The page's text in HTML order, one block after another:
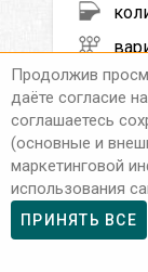
Продолжив
даёте согласие на
соглашаетесь
(основные и
маркетинговой
использования
ПРИНЯТЬ ВСЕ